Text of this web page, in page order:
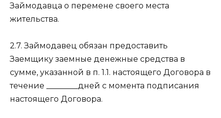
Займодавца о перемене своего места
жительства.
2.7. Займодавец обязан предоставить
Заемщику заемные денежные средства в
сумме, указанной в п. 1.1. настоящего Договора в
течение ________дней с момента подписания
настоящего Договора.